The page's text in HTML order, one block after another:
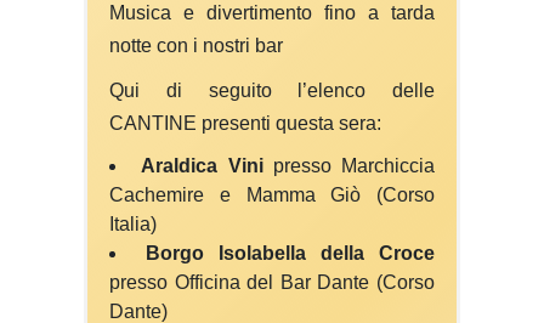
Musica e divertimento fino a tarda
notte con i nostri bar
Qui di seguito l’elenco delle
CANTINE presenti questa sera:
Araldica Vini presso Marchiccia
Cachemire e Mamma Giò (Corso
Italia)
Borgo Isolabella della Croce
presso Officina del Bar Dante (Corso
Dante)